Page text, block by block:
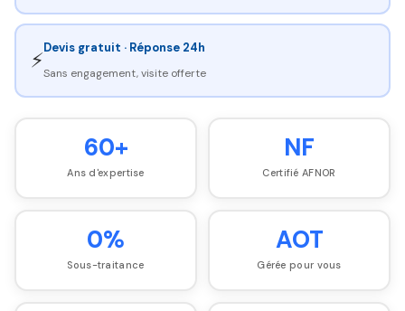
⚡Devis gratuit · Réponse 24h
Sans engagement, visite offerte
60+
Ans d'expertise
NF
Certifié AFNOR
0%
Sous-traitance
AOT
Gérée pour vous